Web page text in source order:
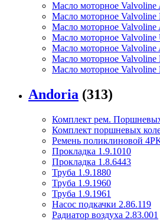
Масло моторное
Масло моторное
Масло моторное
Масло моторное
Масло моторное
Масло моторное
Масло моторное
Andoria (313)
Комплект рем.
Комплект поршневых
Ремень поликлиновой
Прокладка 1.9.1010
Прокладка 1.8.6443
Труба 1.9.1880
Труба 1.9.1960
Труба 1.9.1961
Насос подкачки 2.86.119
Радиатор воздуха 2.83.001